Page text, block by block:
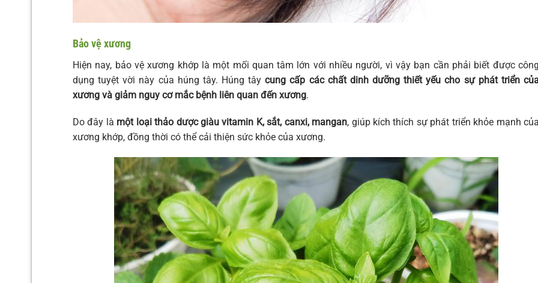
Bảo vệ xương
Hiện nay, bảo vệ xương khớp là một mối quan tâm lớn với nhiều người, vì vậy bạn cần phải biết được công
dụng tuyệt vời này của húng tây. Húng tâycung cấp các chất dinh dưỡng thiết yếu cho sự phát triển
xương và giảm nguy cơ mắc bệnh liên quan đến xương.
Do đây là một loại thảo dược giàu vitamin K, sắt, canxi, mangan, giúp kích thích sự phát triển khỏe mạnh của
xương khớp, đồng thời có thể cải thiện sức khỏe của xương.